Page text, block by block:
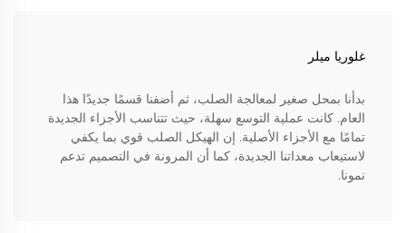
غلوريا ميلر
بدأنا بمحل صغير لمعالجة الصلب، ثم أضفنا قسمًا جديدًا هذا
العام. كانت عملية التوسع سهلة، حيث تتناسب الأجزاء الجديدة
تمامًا مع الأجزاء الأصلية. إن الهيكل الصلب قوي بما يكفي
لاستيعاب معداتنا الجديدة، كما أن المرونة في التصميم تدعم
نمونا.